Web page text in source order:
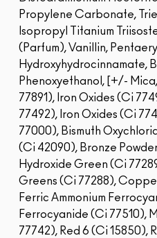
Propylene Carbonate,
Isopropyl Titanium
(Parfum), Vanillin,
Hydroxyhydrocinnamate,
Phenoxyethanol, [+/-
77891), Iron Oxides (Ci
77492), Iron Oxides (Ci
77000), Bismuth
(Ci 42090), Bronze
Hydroxide Green (Ci
Greens (Ci 77288),
Ferric Ammonium
Ferrocyanide (Ci 77510),
77742), Red 6 (Ci 15850),